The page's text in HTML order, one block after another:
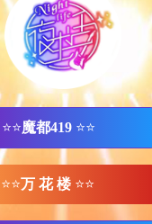
⭐⭐魔都419 ⭐⭐
⭐⭐万 花 楼 ⭐⭐